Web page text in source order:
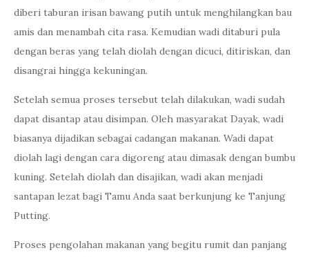
diberi taburan irisan bawang putih untuk menghilangkan bau
amis dan menambah cita rasa. Kemudian wadi ditaburi pula
dengan beras yang telah diolah dengan dicuci, ditiriskan, dan
disangrai hingga kekuningan.
Setelah semua proses tersebut telah dilakukan, wadi sudah
dapat disantap atau disimpan. Oleh masyarakat Dayak, wadi
biasanya dijadikan sebagai cadangan makanan. Wadi dapat
diolah lagi dengan cara digoreng atau dimasak dengan bumbu
kuning. Setelah diolah dan disajikan, wadi akan menjadi
santapan lezat bagi Tamu Anda saat berkunjung ke Tanjung
Putting.
Proses pengolahan makanan yang begitu rumit dan panjang